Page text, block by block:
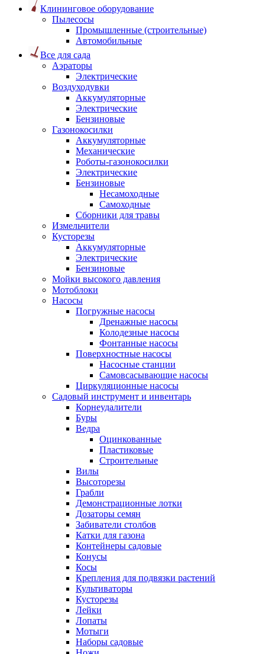
Клининговое оборудование
Пылесосы
Промышленные (строительные)
Автомобильные
Все для сада
Аэраторы
Электрические
Воздуходувки
Аккумуляторные
Электрические
Бензиновые
Газонокосилки
Аккумуляторные
Механические
Роботы-газонокосилки
Электрические
Бензиновые
Несамоходные
Самоходные
Сборники для травы
Измельчители
Кусторезы
Аккумуляторные
Электрические
Бензиновые
Мойки высокого давления
Мотоблоки
Насосы
Погружные насосы
Дренажные насосы
Колодезные насосы
Фонтанные насосы
Поверхностные насосы
Насосные станции
Самовсасывающие насосы
Циркуляционные насосы
Садовый инструмент и инвентарь
Корнеудалители
Буры
Ведра
Оцинкованные
Пластиковые
Строительные
Вилы
Высоторезы
Грабли
Демонстрационные лотки
Дозаторы семян
Забиватели столбов
Катки для газона
Контейнеры садовые
Конусы
Косы
Крепления для подвязки растений
Культиваторы
Кусторезы
Лейки
Лопаты
Мотыги
Наборы садовые